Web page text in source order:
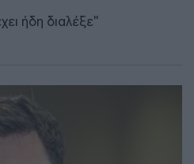
ήδη διαλέξε"